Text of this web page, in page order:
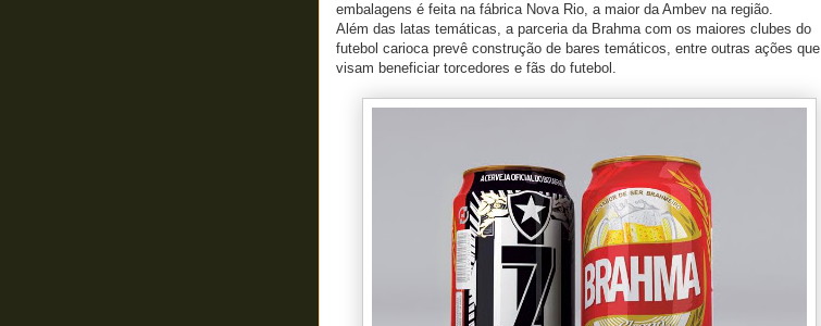
embalagens é feita na fábrica Nova Rio, a maior da Ambev na região.
Além das latas temáticas, a parceria da Brahma com os maiores clubes do
futebol carioca prevê construção de bares temáticos, entre outras ações que
visam beneficiar torcedores e fãs do futebol.